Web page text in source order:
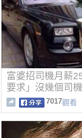
富婆招司機月薪
要求」沒幾個司
7017觀看